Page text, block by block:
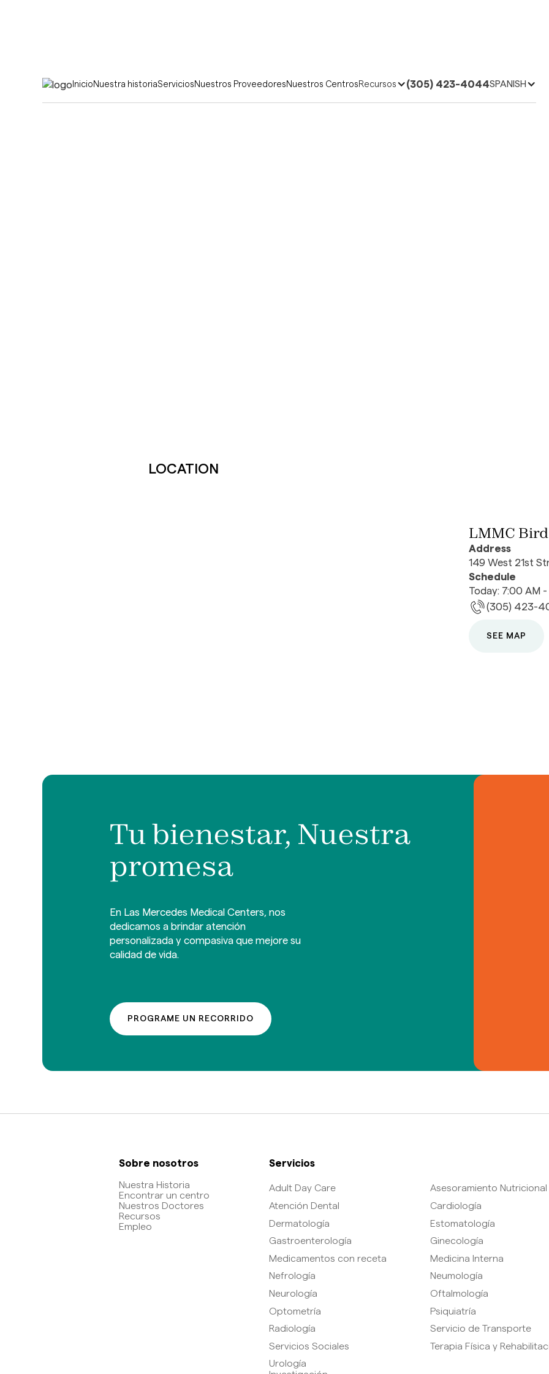
Inicio Nuestra historiaServicios Nuestros Proveedores Nuestros Centros Recursos (305) 423-4044SPANISH
LOCATION
LMMC
Address
149 West 21st
Schedule
Today: 7:00 AM
(305) 423-
SEE MAP
Tu bienestar, Nuestra
promesa
En Las Mercedes Medical Centers, nos
dedicamos a brindar atención
personalizada y compasiva que mejore su
calidad de vida.
PROGRAME UN RECORRIDO
Sobre nosotros
Nuestra Historia
Encontrar un centro
Nuestros Doctores
Recursos
Empleo
Servicios
Adult Day Care
Asesoramiento Nutricional
Atención Dental
Cardiología
Dermatología
Estomatología
Gastroenterología
Ginecología
Medicamentos con receta
Medicina Interna
Nefrología
Neumología
Neurología
Oftalmología
Optometría
Psiquiatría
Radiología
Servicio de Transporte
Servicios Sociales
Terapia Física y
Urología